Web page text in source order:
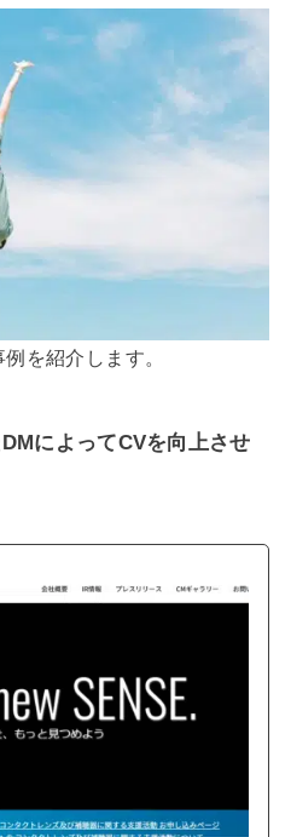
を紹介します。
によってCVを向上させ